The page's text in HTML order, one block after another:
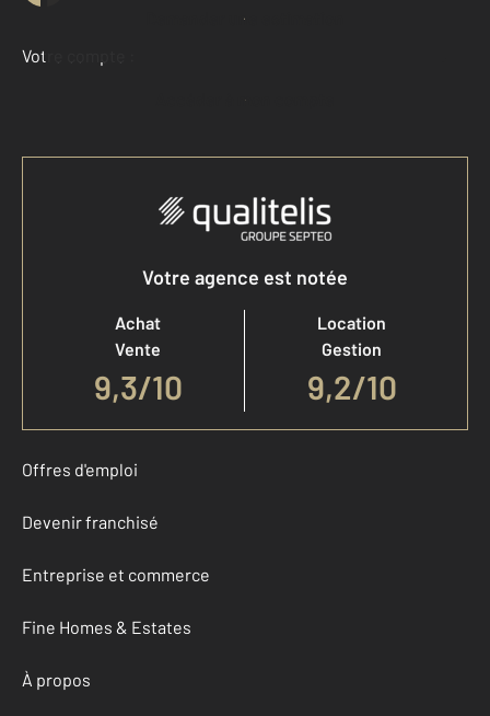
Demander une estimation
Votre compte :
Accéder à mon compte
Votre agence est notée
Achat
Vente
9,3/10
Location
Gestion
9,2/10
Offres d'emploi
Devenir franchisé
Entreprise et commerce
Fine Homes & Estates
À propos